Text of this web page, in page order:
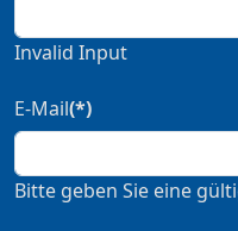
Invalid Input
E-Mail(*)
Bitte geben Sie eine